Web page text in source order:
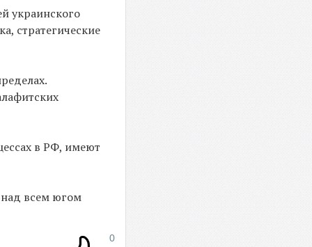
украинского
стратегические
в РФ, имеют
над всем югом
0